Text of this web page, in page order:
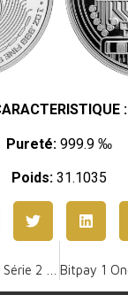
:
Pureté: 999.9 ‰
Poids: 31.1035